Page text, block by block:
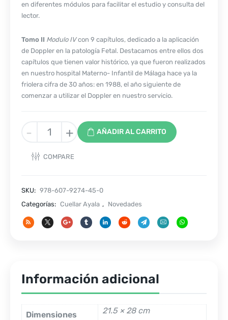
en diferentes módulos para facilitar el estudio y consulta del
lector.
Tomo II Modulo IVcon 9 capítulos, dedicado a la aplicación
de Doppler en la patología Fetal. Destacamos entre ellos dos
capítulos que tienen valor histórico, ya que fueron realizados
en nuestro hospital Materno- Infantil de Málaga hace ya la
friolera cifra de 30 años: en 1988, el año siguiente de
comenzar a utilizar el Doppler en nuestro servicio.
-
GALLO
DOPPLER
Y
PATOLOGÍA
Y
NEONATAL
+ AÑADIR AL CARRITO
COMPARE
SKU: 978-607-9274-45-0
Categorías: Cuellar Ayala , Novedades
Información adicional
Dimensiones 21.5 × 28 cm